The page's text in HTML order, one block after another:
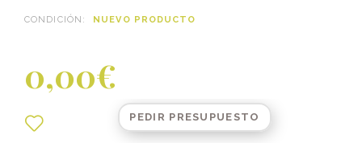
CONDICIÓN: NUEVO PRODUCTO
0,00€
PEDIR PRESUPUESTO